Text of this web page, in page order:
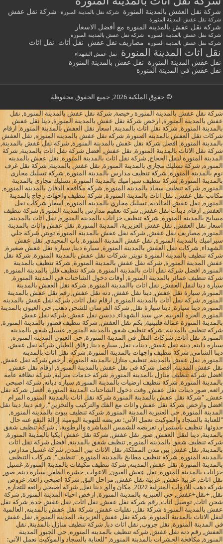
شركة نقل العفش بالمدينة المنورة شركة نقل بالمدينة المنورة شركة نقل عفش
شركة نقل عفش المدينة المنورة
شركة نقل عفش بالمدينة المنورة مع أفضل الاسعار
شركة نقل عفش بالمدينه المنوره
شركه نقل عفش بالمدينة المنورة
شركه نقل عفش بالمدينه المنورة
مصاريف نقل عفش نقل أثاث نقل اثاث
نقل اثاث المدينة المنورة نقل عفش الشهداء
نقل عفش المدينة المنورة
نقل عفش بالمدينة المنورة
نقل عفش في المدينة المنورة
© حقوق الملكية 2026, جميع الحقوق محفوظة
شركة نقل عفش بالمدينة المنورة رخيصة, شركة نقل عفش بالمدينة المنورة, نقل
عفش بالمدينة المنورة, ارخص شركة نقل عفش بالمدينة المنورة, دينا نقل عفش
بالمدينة المنورة, شركة نقل اثاث بالمدينة, اسعار نقل العفش بالمدينة المنورة, ارقام
شركات نقل العفش بالمدينه المنورة, شركه نقل عفش بالمدينه المنوره, نقل العفش
بالمدينة المنورة, افضل شركة نقل عفش بالمدينة المنورة, شركة نقل عفش بالمدينة,
شركة نقل الاثاث بالمدينة المنورة, نقل عفش, أفضل شركة نقل اثاث بالمدينة, شركة
المدينة المنورة لنقل الحجاج, شركة نقل اثاث بالمدينة المنورة, نقل عفش بالمدينه
المنوره, شركة تسليك مجاري بالمدينة المنورة, نقل عفش بالمدينة, شركة نقل غرف
نوم بالمدينة المنورة, شركة تنظيف مدارس بالمدينة المنورة, شركة تسليك مجارى
بالمدينة المنورة, شركة تنظيف سيراميك بالمدينة المنورة, تسليك مجارى بالمدينة
المنورة, شركة تنظيف سجاد بالمدينة المنورة, شركة مكافحة الدفان بالمدينة المنورة,
مكاتب نقل عفش, نقل اثاث بالمدينة المنورة, شركة تنظيف واجهات زجاج بالمدينة
المنورة, نقل عفش الخالدية, تسليك مجاري بالمدينة المنورة, اسعار شركات نقل
العفش, ارقام دينات نقل عفش, شركة تعقيم مدارس بالمدينة المنورة, شركة تنظيف
مسابح بالمدينة المنورة, شركة تنظيف خزانات بالمدينة المنورة, نقل اثاث بالمدينة,
اسعار نقل العفش, نقل عفش العزيزية، المدينة المنورة, نقل عفش واثاث بالمدينة
المنوره, مصاريف نقل عفش, شركة نقل عفش بالمدينة المنورة تويتر, شركة جلي
سيراميك بالمدينة المنورة, نقل عفش المدينة المنورة, باب المجيدي, نقل عفش
الشهداء, شركات نقل العفش بالمدينة المنورة, سيارة دينا, سيارة نقل عفش صغيرة,
شركة تنظيف بالمدينة المنورة تويتر, شركات نقل عفش بالمدينة المنورة, شركة نقل
عفش المدينة المنورة, شركه نقل عفش بالمدينة المنورة, شركة تنظيف بالمدينة
المنورة, افضل شركة نقل اثاث بالمدينة المنورة, شركة تنظيف فلل بالمدينة المنورة,
شركة تنظيف عمائر بالمدينة المنورة, أوقات دخول الشاحنات في المدينة المنورة,
سيارة دينا لنقل العفش, نقل اثاث باالمدينة المنورة, شركة نقل العفش بالمدينة
المنورة, سيارة نقل عفش, دينا نقل عفش, دنه نقل عفش, رقم نقل عفش بالمدينة
المنورة, شركة نقل أثاث بالمدينة المنورة, ارقام نقل اثاث, شركة نقل عفش بالمدينه
المنوره, دينا سيارة, دينا سيارة نقل, شركة الفرسان للشحن دهب, حي العيون بالمدينة
المنورة, الحرة الغربية, حي سيد الشهداء, ددسن نقل عفش, شركة نقل عفش
بالمدينة المنورة عمالة فلبينية, بكم نقل العفش, شركة تنظيف قصور بالمدينة المنورة,
شركة تنظيف بالمدينة, شركة تنظيف شقق بالمدينة المنورة, غسيل شقق بالمدينة
المنورة, نقل أثاث, شركات النقل في المدينة المنورة, حي العيون المدينه المنوره,
سياره داينه, دينه نقل عفش, دينات نقل, سياره دينا, زقاق الطيار, شركة نقل عفش,
دينا الشامي, شركة تنظيف واجهات بالمدينة المنورة, شركه نقل اثاث بالمدينه
المنوره, نقل عفش بالمدينه, تنظيف منازل بالمدينة المنورة, أرخص شركة نقل عفش,
نقل عفش المدينة, أفضل شركة فى نقل عفش بالمدينة المنورة, ارقام نقل عفش,
افضل شركة تنظيف منازل بالمدينة المنورة, شركة خدمات منزلية, شركة نظافة عامة
بالمدينة المنورة, شركة تنظيف ارضيات بالمدينة المنورة, سياره ديانه, شركة اصبحي
رائعه, صور دينات نقل عفش, وقت دخول الشاحنات المدينة المنورة, أفضل شركة نقل
عفش, "شركة نقل عفش بالمدينة المنورة شركة نقل اثاث بالمدينة المنوره المرام
افضل وارخص شركة نقل عفش واثاث مع الفك والتركيب والتخزين", رقم دينا, دينا نقل
المدينة المنورة, حي العنبرية المدينة المنورة, شركة تنظيف بيوت بالمدينة المنورة,
"للعناية بالسجاد والموكيت نعمل الآتي: تعريضه للتهوية اليومية. إزالة البقع عنه حال
حدوثها. تنظيف باستمرار. تعريضه للشمس المباشرة والرطوبة.", شركة تنظيف شقق
بالمدينة, دينا لنقل العفش, صور نقل عفش, شركة نقل عفش ايكيا بالمدينة المنورة,
شركه تنظيف شقق بالمدينه المنوره, تنظيف شقق بالمدينة, افضل شركة نقل اثاث
بالمدينة, نقل عفش بين مدن المملكة, نقل الاثاث بين المدن, شركة غسيل مدارس
بالمدينة المنورة, شركة تنظيف مطابخ بالمدينة المنورة, "تنظيف", شركات التنظيف
بالمدينة المنورة, نقل عفش المدينه, شركة تنظيف مكيفات بالمدينة المنورة, غسيل
خزانات بالمدينة المنورة, نقل عفش العيون, الاغوات, حشره الظفر, سيارة دينة, صور
نقل اثاث, عربية عفش, عربية نقل عفش, مراحل البق, شركة اصبحي رائعة, عروض
شركة دهب للادوات المنزلية 2022, مكان والو, دينا نقل, شركة اصبحي رائعه للتجارة,
نقل, +نقل+عفش, حي العنبريه بالمدينة المنورة, ارخص احياء المدينة المنورة, شركة
شحن اثاث, توصيل اثاث, رقم شركة نقل عفش, نقل اثاث, نقل عفش جدة, شركة نقل
عفش بالمدينة المنورة شركة نقل, نقليات عفش, شركة نقل عفش بالمدينه, العالمية
لنقل الاثاث بالمدينة المنورة, شركة نقل عفش العزيزية، المدينة المنورة, نقل عفش
في المدينة المنورة, نقل جروب, نقل اثاث دبا, شركة تنظيف منازل بالمدينة, نقل
العفش, رقم دنه نقل عفش, شركه تنظيف بالمدينه المنوره, حي الجبور المدينة
المنورة, مكافحة الحشرات بالمدينة المنورة, "للعناية بالسجاد والموكيت نعمل الآتي: